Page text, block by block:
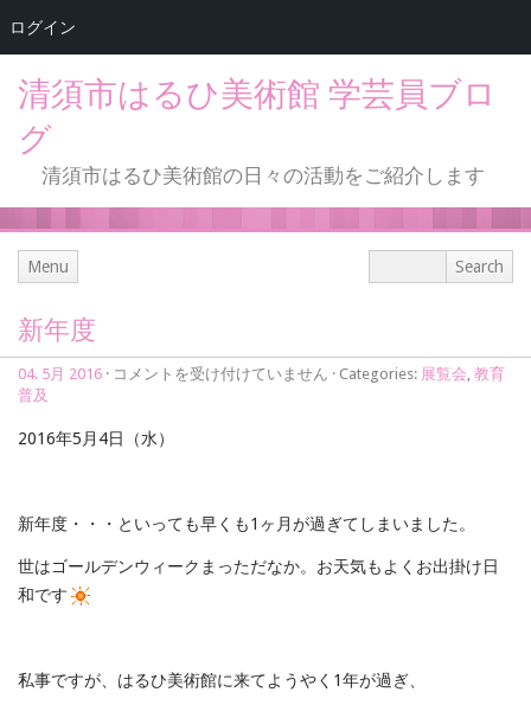
清須市はるひ美術館 学芸員ブロ
グ
清須市はるひ美術館の日々の活動をご紹介します
Menu
新年度
04. 5月 2016 · 新
は
コメントを受け付けていません · Categories: 展覧会 教育
普及
2016年5月4日（水）
新年度・・・といっても早くも1ヶ月が過ぎてしまいました。
世はゴールデンウィークまっただなか。お天気もよくお出掛け日
和です
私事ですが、はるひ美術館に来てようやく1年が過ぎ、
ログイン